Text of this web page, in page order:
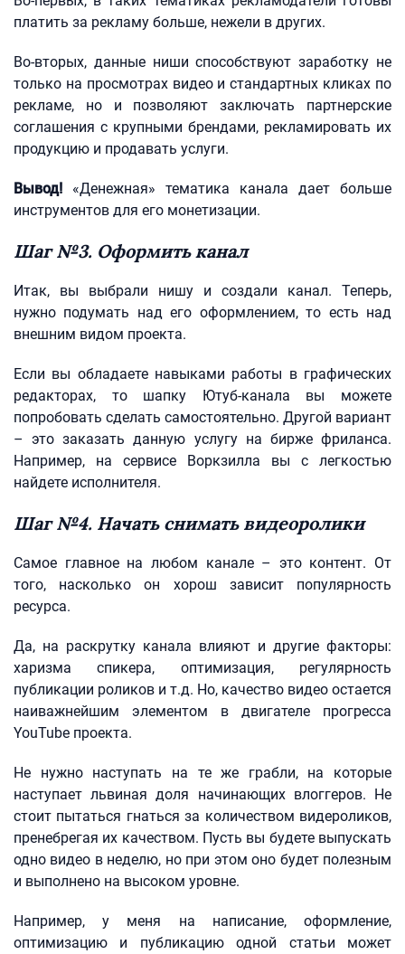
платить за рекламу больше, нежели в других.
Во-вторых, данные ниши способствуют заработку не
только на просмотрах видео и стандартных кликах по
рекламе, но и позволяют заключать партнерские
соглашения с крупными брендами, рекламировать их
продукцию и продавать услуги.
Вывод! «Денежная» тематика канала дает больше
инструментов для его монетизации.
Шаг №3. Оформить канал
Итак, вы выбрали нишу и создали канал. Теперь,
нужно подумать над его оформлением, то есть над
внешним видом проекта.
Если вы обладаете навыками работы в графических
редакторах, то шапку Ютуб-канала вы можете
попробовать сделать самостоятельно. Другой вариант
– это заказать данную услугу на бирже фриланса.
Например, на сервисе Воркзилла вы с легкостью
найдете исполнителя.
Шаг №4. Начать снимать видеоролики
Самое главное на любом канале – это контент. От
того, насколько он хорош зависит популярность
ресурса.
Да, на раскрутку канала влияют и другие факторы:
харизма спикера, оптимизация, регулярность
публикации роликов и т.д. Но, качество видео остается
наиважнейшим элементом в двигателе прогресса
YouTube проекта.
Не нужно наступать на те же грабли, на которые
наступает львиная доля начинающих влоггеров. Не
стоит пытаться гнаться за количеством видероликов,
пренебрегая их качеством. Пусть вы будете выпускать
одно видео в неделю, но при этом оно будет полезным
и выполнено на высоком уровне.
Например, у меня на написание, оформление,
оптимизацию и публикацию одной статьи может